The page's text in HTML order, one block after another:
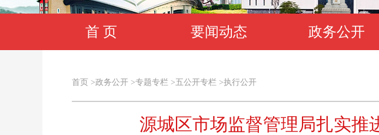
首 页 要闻动态 政务公开
首页 >政务公开 >专题专栏 >五公开专栏 >执行公开
源城区市场监督管理局扎实推